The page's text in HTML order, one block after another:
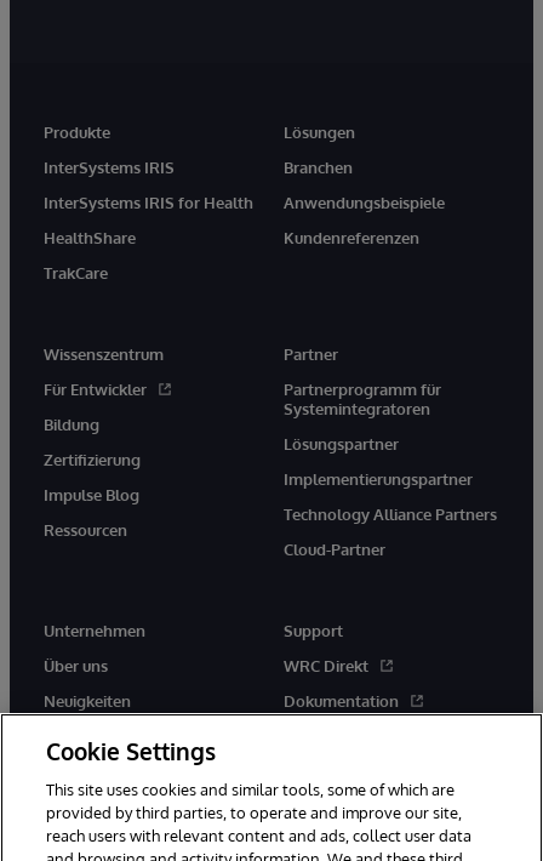
Produkte
InterSystems IRIS
InterSystems IRIS for Health
HealthShare
TrakCare
Lösungen
Branchen
Anwendungsbeispiele
Kundenreferenzen
Wissenszentrum
Für Entwickler
Bildung
Zertifizierung
Impulse Blog
Ressourcen
Partner
Partnerprogramm für
Systemintegratoren
Lösungspartner
Implementierungspartner
Technology Alliance Partners
Cloud-Partner
Unternehmen
Über uns
Neuigkeiten
Support
WRC Direkt
Dokumentation
Cookie Settings
This site uses cookies and similar tools, some of which are
provided by third parties, to operate and improve our site,
reach users with relevant content and ads, collect user data